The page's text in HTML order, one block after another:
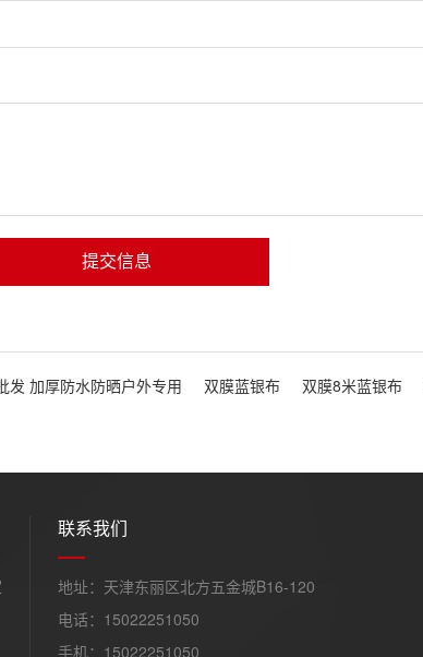
提交信息
发 加厚防水防晒户外专用 双膜蓝银布 双膜8米蓝银布
联系我们
地址：天津东丽区北方五金城B16-120
电话：15022251050
手机：15022251050